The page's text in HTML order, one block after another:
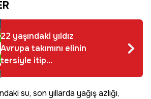
22 yaşındaki yıldız
Avrupa takımını elinin
tersiyle itip
Amedspor'a 'evet'
su, son yıllarda yağış azlığı,